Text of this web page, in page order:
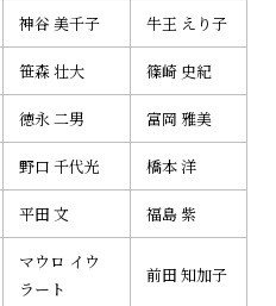
神谷 美千子 牛王 えり子
笹森 壮大 篠崎 史紀
徳永 二男 富岡 雅美
野口 千代光 橋本 洋
平田 文 福島 紫
マウロ イウ
ラート
前田 知加子